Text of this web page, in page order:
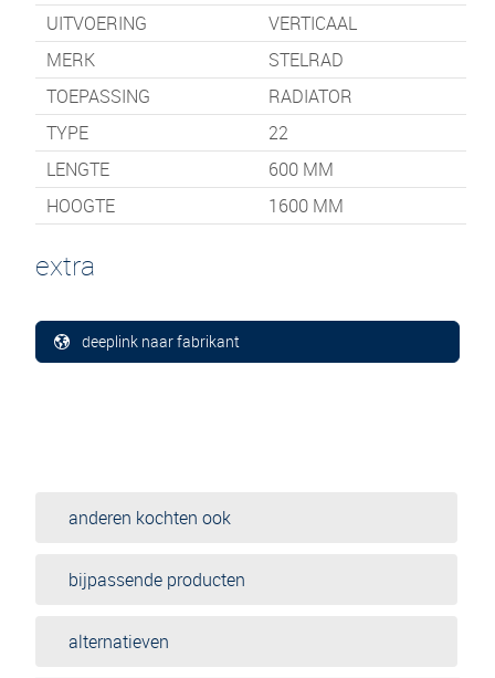
UITVOERING
VERTICAAL
MERK
STELRAD
TOEPASSING
RADIATOR
TYPE
22
LENGTE
600 MM
HOOGTE
1600 MM
extra
deeplink naar fabrikant
anderen kochten ook
bijpassende producten
alternatieven